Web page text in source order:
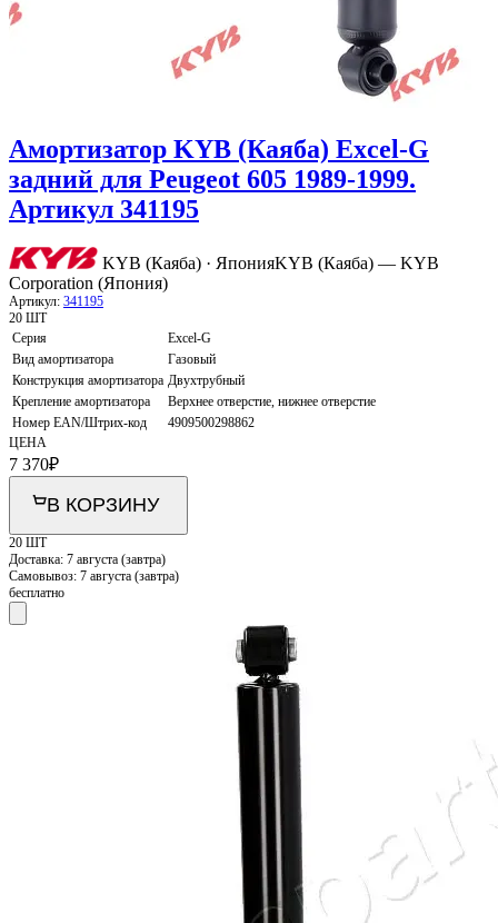
Амортизатор KYB (Каяба) Excel-G
задний для Peugeot 605 1989-1999.
Артикул 341195
KYB (Каяба) · ЯпонияKYB (Каяба) — KYB
Corporation (Япония)
Артикул: 341195
20 ШТ
Серия
Excel-G
Вид амортизатора
Газовый
Конструкция амортизатора Двухтрубный
Крепление амортизатора
Верхнее отверстие, нижнее отверстие
Номер EAN/Штрих-код
4909500298862
ЦЕНА
7 370₽
В КОРЗИНУ
20 ШТ
Доставка: 7 августа (завтра)
Самовывоз: 7 августа (завтра)
бесплатно